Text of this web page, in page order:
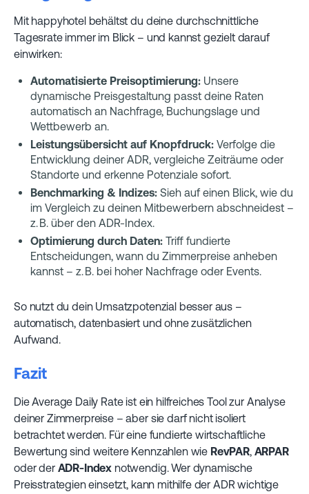
Mit happyhotel behältst du deine durchschnittliche
Tagesrate immer im Blick – und kannst gezielt darauf
einwirken:
Automatisierte Preisoptimierung: Unsere
dynamische Preisgestaltung passt deine Raten
automatisch an Nachfrage, Buchungslage und
Wettbewerb an.
Leistungsübersicht auf Knopfdruck: Verfolge die
Entwicklung deiner ADR, vergleiche Zeiträume oder
Standorte und erkenne Potenziale sofort.
Benchmarking & Indizes: Sieh auf einen Blick, wie du
im Vergleich zu deinen Mitbewerbern abschneidest –
z. B. über den ADR-Index.
Optimierung durch Daten: Triff fundierte
Entscheidungen, wann du Zimmerpreise anheben
kannst – z. B. bei hoher Nachfrage oder Events.
So nutzt du dein Umsatzpotenzial besser aus –
automatisch, datenbasiert und ohne zusätzlichen
Aufwand.
Fazit
Die Average Daily Rate ist ein hilfreiches Tool zur Analyse
deiner Zimmerpreise – aber sie darf nicht isoliert
betrachtet werden. Für eine fundierte wirtschaftliche
Bewertung sind weitere Kennzahlen wie RevPAR, ARPAR
oder der ADR-Index notwendig. Wer dynamische
Preisstrategien einsetzt, kann mithilfe der ADR wichtige